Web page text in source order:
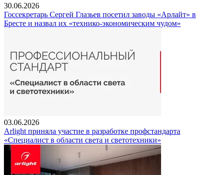
30.06.2026
Госсекретарь Сергей Глазьев посетил заводы «Арлайт» в
Бресте и назвал их «технико-экономическим чудом»
03.06.2026
Arlight приняла участие в разработке профстандарта
«Специалист в области света и светотехники»